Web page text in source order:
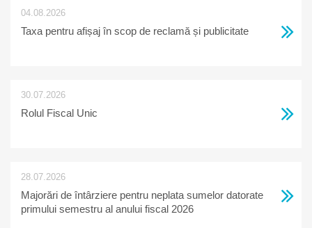
04.08.2026
Taxa pentru afișaj în scop de reclamă și publicitate
30.07.2026
Rolul Fiscal Unic
28.07.2026
Majorări de întârziere pentru neplata sumelor datorate
primului semestru al anului fiscal 2026